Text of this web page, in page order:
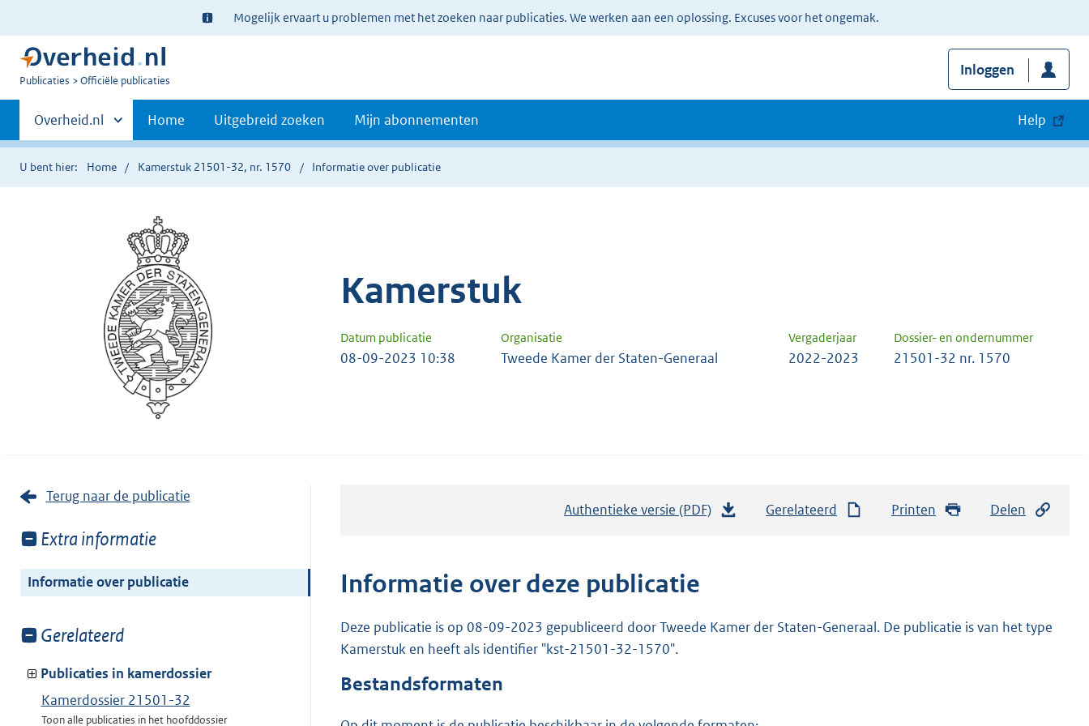
Ter
informatie:
Mogelijk ervaart u problemen met het zoeken naar publicaties. We werken aan een oplossing. Excuses voor het ongemak.
U
Publicaties Officiële publicaties
Inloggen
Primaire
navigatie
Andere
sites
binnen
Overheid.nl Home Uitgebreid zoeken Mijn abonnementen Help
U bent hier: Home Kamerstuk 21501-32, nr. 1570 Informatie over publicatie
Kamerstuk
Datum publicatie Organisatie Vergaderjaar Dossier- en ondernummer
08-09-2023 10:38 Tweede Kamer der Staten-Generaal 2022-2023 21501-32 nr. 1570
Terug naar de publicatie
Toon
van:
Extra informatie
Informatie over publicatie
Toon
van:
Gerelateerd
Publicaties in kamerdossier
Kamerdossier 21501-32
Toon alle publicaties in het hoofddossier
Authentieke versie (PDF)
n
Gerelateerd Printen Delen
Informatie over deze publicatie
Deze publicatie is op 08-09-2023 gepubliceerd door Tweede Kamer der Staten-Generaal. De publicatie is van het type
Kamerstuk en heeft als identifier "kst-21501-32-1570".
Bestandsformaten